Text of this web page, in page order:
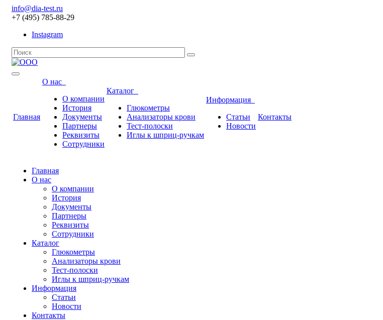
info@dia-test.ru
+7 (495) 785-88-29
Instagram
Главная
О нас
О компании
История
Документы
Партнеры
Реквизиты
Сотрудники
Каталог
Глюкометры
Анализаторы крови
Тест-полоски
Иглы к шприц-ручкам
Информация
Статьи
Новости
Контакты
Главная
О нас
О компании
История
Документы
Партнеры
Реквизиты
Сотрудники
Каталог
Глюкометры
Анализаторы крови
Тест-полоски
Иглы к шприц-ручкам
Информация
Статьи
Новости
Контакты